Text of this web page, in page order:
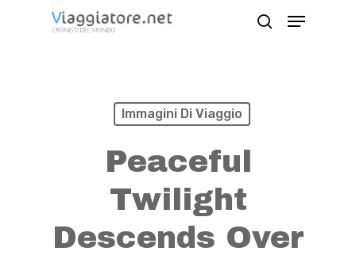
Menu
Immagini Di Viaggio
Peaceful
Twilight
Descends Over